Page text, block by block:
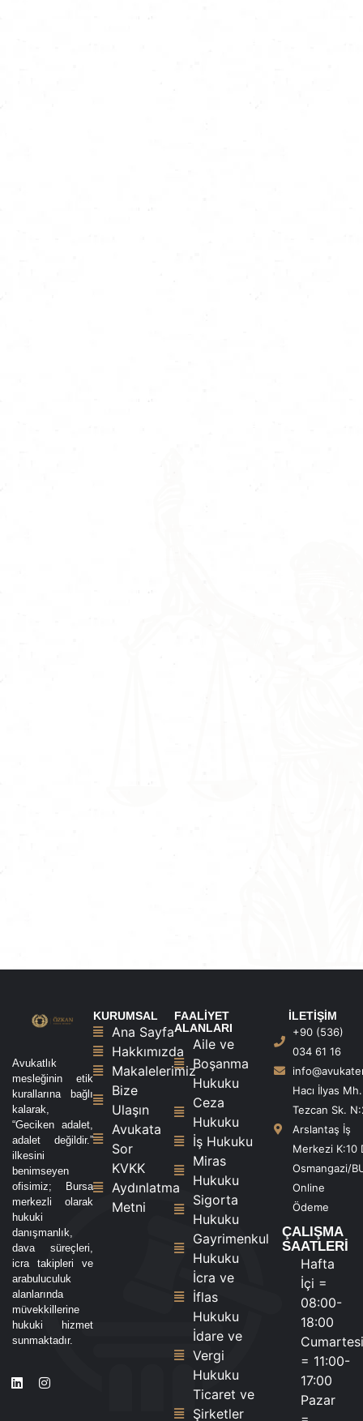
Avukatlık
mesleğinin etik
kurallarına bağlı
kalarak,
“Geciken adalet,
adalet değildir.”
ilkesini
benimseyen
ofisimiz; Bursa
merkezli olarak
hukuki
danışmanlık,
dava süreçleri,
icra takipleri ve
arabuluculuk
alanlarında
müvekkillerine
hukuki hizmet
sunmaktadır.
KURUMSAL
Ana Sayfa
Hakkımızda
Makalelerimiz
Bize
Ulaşın
Avukata
Sor
KVKK
Aydınlatma
Metni
FAALİYET
ALANLARI
Aile ve
Boşanma
Hukuku
Ceza
Hukuku
İş Hukuku
Miras
Hukuku
Sigorta
Hukuku
Gayrimenkul
Hukuku
İcra ve
İflas
Hukuku
İdare ve
Vergi
Hukuku
Ticaret ve
Şirketler
İLETİŞİM
+90 (536)
034 61 16
Hacı İlyas
Tezcan Sk.
Arslantaş İş
Merkezi K:10
Osmangazi/
Online
Ödeme
ÇALIŞMA
SAATLERİ
Hafta
İçi =
08:00-
18:00
Cumartesi
= 11:00-
17:00
Pazar